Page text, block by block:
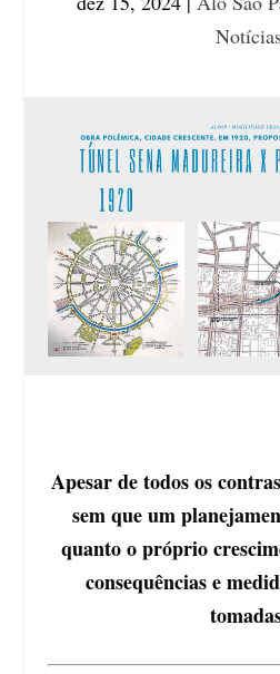
Apesar de todos os
sem que um
quanto o próprio
consequências e